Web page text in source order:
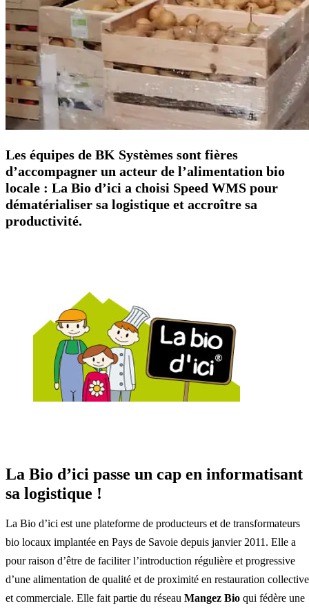
Les équipes de BK Systèmes sont fières
d’accompagner un acteur de l’alimentation bio
locale : La Bio d’ici a choisi Speed WMS pour
dématérialiser sa logistique et accroître sa
productivité.
La Bio d’ici passe un cap en informatisant
sa logistique !
La Bio d’ici est une plateforme de producteurs et de transformateurs
bio locaux implantée en Pays de Savoie depuis janvier 2011. Elle a
pour raison d’être de faciliter l’introduction régulière et progressive
d’une alimentation de qualité et de proximité en restauration collective
et commerciale. Elle fait partie du réseau Mangez Bio qui fédère une